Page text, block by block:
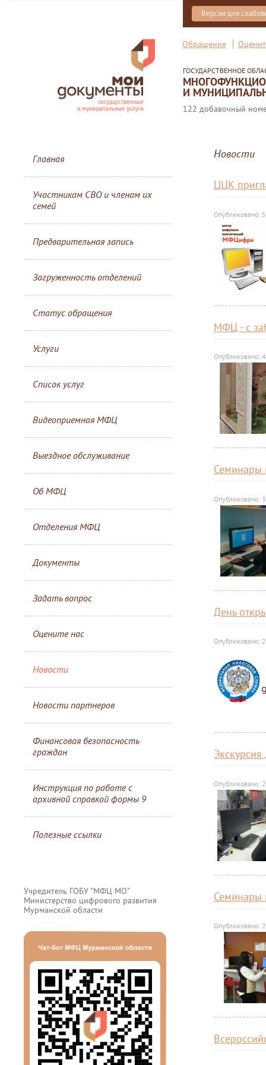
Версия для
Обращения
ГОСУДАРСТВЕННОЕ
И
122 добавочный
Главная
Участникам СВО и членам их
семей
Предварительная запись
Загруженность отделений
Статус обращения
Услуги
Список услуг
Видеоприемная МФЦ
Выездное обслуживание
Об МФЦ
Отделения МФЦ
Документы
Задать вопрос
Оцените нас
Новости
Новости партнеров
Финансовая безопасность
граждан
Инструкция по работе с
архивной справкой формы 9
Полезные ссылки
Учредитель ГОБУ "МФЦ МО"
Министерство цифрового развития
Мурманской области
Новости
ЦЦК
Опубликовано:
МФЦ - с
Опубликовано:
Опубликовано:
День
Опубликовано:
Опубликовано:
Опубликовано: